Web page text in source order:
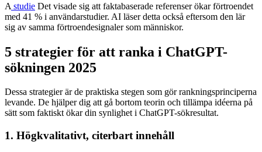
A studie Det visade sig att faktabaserade referenser ökar förtroendet
med 41 % i användarstudier. AI läser detta också eftersom den lär
sig av samma förtroendesignaler som människor.
5 strategier för att ranka i ChatGPT-
sökningen 2025
Dessa strategier är de praktiska stegen som gör rankningsprinciperna
levande. De hjälper dig att gå bortom teorin och tillämpa idéerna på
sätt som faktiskt ökar din synlighet i ChatGPT-sökresultat.
1. Högkvalitativt, citerbart innehåll